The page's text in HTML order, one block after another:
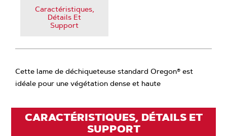
Caractéristiques,
Détails Et
Support
Cette lame de déchiqueteuse standard Oregon® est
idéale pour une végétation dense et haute
CARACTÉRISTIQUES, DÉTAILS ET
SUPPORT